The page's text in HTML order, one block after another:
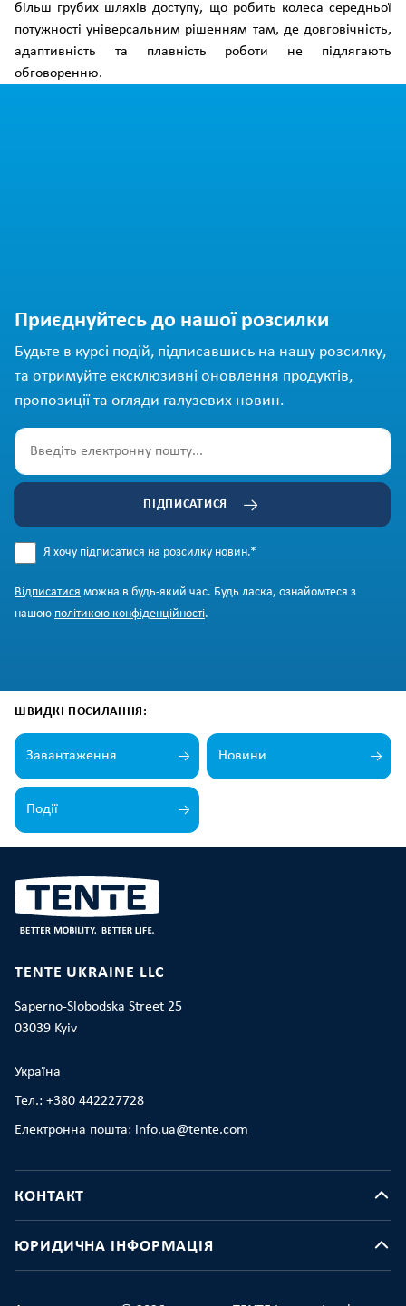
більш грубих шляхів доступу, що робить колеса середньої
потужності універсальним рішенням там, де довговічність,
адаптивність та плавність роботи не підлягають
обговоренню.
Приєднуйтесь до нашої розсилки
Будьте в курсі подій, підписавшись на нашу розсилку,
та отримуйте ексклюзивні оновлення продуктів,
пропозиції та огляди галузевих новин.
ПІДПИСАТИСЯ
Я хочу підписатися на розсилку новин.*
Відписатися можна в будь-який час. Будь ласка, ознайомтеся з
нашою політикою конфіденційності.
ШВИДКІ ПОСИЛАННЯ:
Завантаження Новини
Події
TENTE UKRAINE LLC
Saperno-Slobodska Street 25
03039 Kyiv
Україна
Тел.: +380 442227728
Електронна пошта: info.ua@tente.com
КОНТАКТ
ЮРИДИЧНА ІНФОРМАЦІЯ